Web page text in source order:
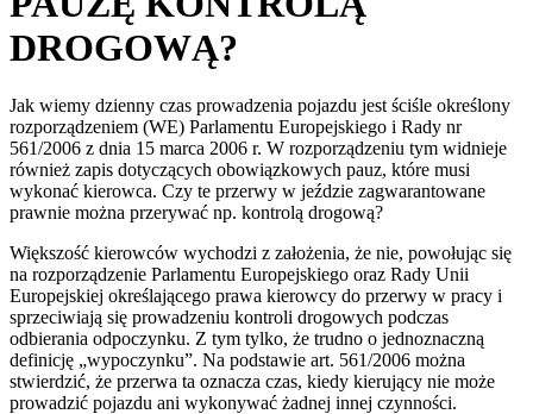
DROGOWĄ?
Jak wiemy dzienny czas prowadzenia pojazdu jest ściśle określony
rozporządzeniem (WE) Parlamentu Europejskiego i Rady nr
561/2006 z dnia 15 marca 2006 r. W rozporządzeniu tym widnieje
również zapis dotyczących obowiązkowych pauz, które musi
wykonać kierowca. Czy te przerwy w jeździe zagwarantowane
prawnie można przerywać np. kontrolą drogową?
Większość kierowców wychodzi z założenia, że nie, powołując się
na rozporządzenie Parlamentu Europejskiego oraz Rady Unii
Europejskiej określającego prawa kierowcy do przerwy w pracy i
sprzeciwiają się prowadzeniu kontroli drogowych podczas
odbierania odpoczynku. Z tym tylko, że trudno o jednoznaczną
definicję „wypoczynku”. Na podstawie art. 561/2006 można
stwierdzić, że przerwa ta oznacza czas, kiedy kierujący nie może
prowadzić pojazdu ani wykonywać żadnej innej czynności.